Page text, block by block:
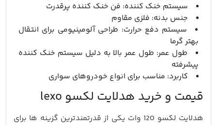
سیستم خنک‌ کننده: فن خنک‌ کننده پرقدرت
جنس بدنه: فلزی مقاوم
سیستم دفع حرارت: طراحی آلومینیومی برای انتقال
بهتر گرما
طول عمر: طول عمر بالا به دلیل سیستم خنک‌ کننده
پیشرفته
کاربرد: مناسب برای انواع خودروهای سواری
قیمت و خرید هدلایت لکسو lexo
هدلایت لکسو 120 وات یکی از قدرتمندترین گزینه‌ ها برای